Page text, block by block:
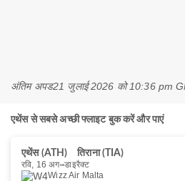
अंतिम अपड21 जुलाई 2026 को 10:36 pm
एथेंस से सबसे अच्छी फ्लाइट बुक करें और पाएं
एथेंस (ATH)
तिराना (TIA)
रवि, 16 अग॰ डाइरैक्ट
Wizz Air Malta